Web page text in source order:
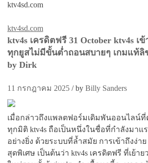
ktv4sd.com
ktv4sd.com
ktv4s เครดิตฟรี 31 October ktv4s เ
ทุกยูสไม่มีขั้นต่ำถอนสบายๆ เกมแท้ลิ
by Dirk
11 กรกฎาคม 2025 / by Billy Sanders
เมื่อกล่าวถึงแพลตฟอร์มเดิมพันออนไลน์ที่
ทุกมิติ ktv4s ถือเป็นหนึ่งในชื่อที่กำลังมาแ
อย่างยิ่ง ด้วยระบบที่ล้ำสมัย การเข้าถึงง่า
สุดพิเศษ เป็นต้นว่า ktv4s เครดิตฟรี ที่เย้า